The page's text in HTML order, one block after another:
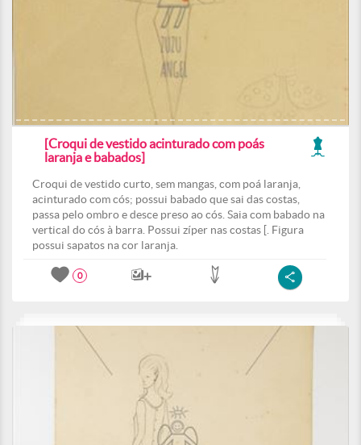
[Croqui de vestido acinturado com poás
laranja e babados]
Croqui de vestido curto, sem mangas, com poá laranja,
acinturado com cós; possui babado que sai das costas,
passa pelo ombro e desce preso ao cós. Saia com babado na
vertical do cós à barra. Possui zíper nas costas [. Figura
possui sapatos na cor laranja.
0